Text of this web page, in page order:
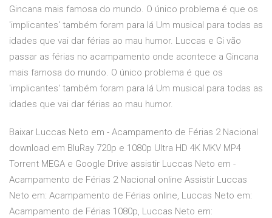
Gincana mais famosa do mundo. O único problema é que os
'implicantes' também foram para lá Um musical para todas as
idades que vai dar férias ao mau humor. Luccas e Gi vão
passar as férias no acampamento onde acontece a Gincana
mais famosa do mundo. O único problema é que os
'implicantes' também foram para lá Um musical para todas as
idades que vai dar férias ao mau humor.
Baixar Luccas Neto em - Acampamento de Férias 2 Nacional
download em BluRay 720p e 1080p Ultra HD 4K MKV MP4
Torrent MEGA e Google Drive assistir Luccas Neto em -
Acampamento de Férias 2 Nacional online Assistir Luccas
Neto em: Acampamento de Férias online, Luccas Neto em:
Acampamento de Férias 1080p, Luccas Neto em: